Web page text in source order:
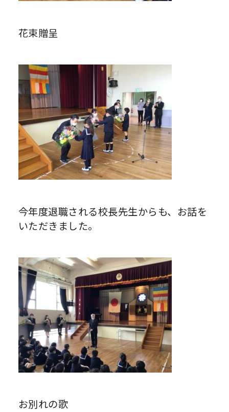
花束贈呈
今年度退職される校長先生からも、お話を
いただきました。
お別れの歌